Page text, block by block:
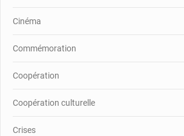
Cinéma
Commémoration
Coopération
Coopération culturelle
Crises